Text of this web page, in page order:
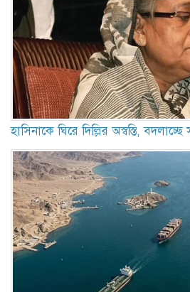
হাসিনাকে ঘিরে দিল্লির অস্বস্তি,